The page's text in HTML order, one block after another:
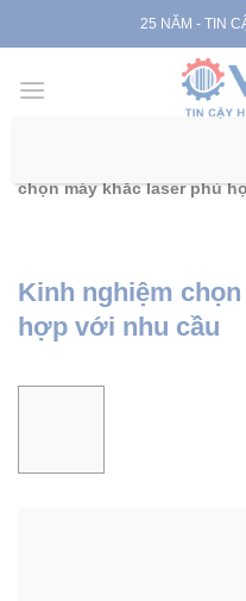
to
25 NĂM - TIN
chọn máy khắc laser phù
Kinh nghiệm
hợp với nhu cầu